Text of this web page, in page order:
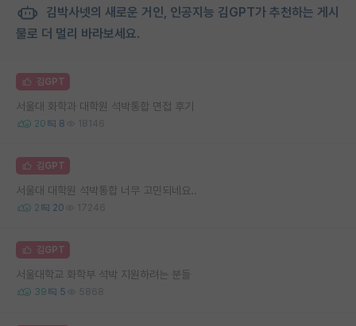
김박사넷의 새로운 거인, 인공지능 김GPT가 추천하는 게시
물로 더 멀리 바라보세요.
김GPT
서울대 화학과 대학원 석박통합 면접 후기
20 8 18146
김GPT
서울대 대학원 석박통합 너무 고민되네요..
2 20 17246
김GPT
서울대학교 화학부 석박 지원하려는 분들
39 5 5868